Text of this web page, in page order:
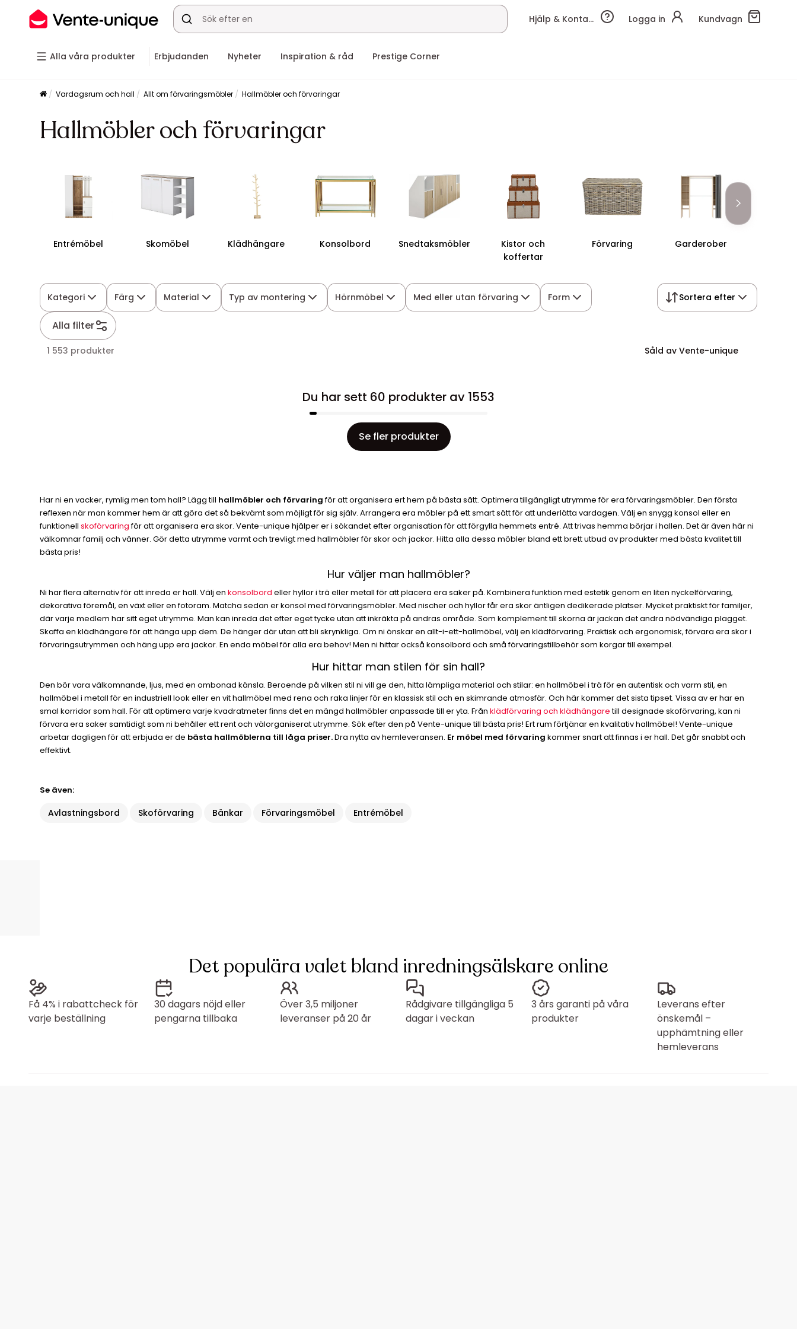
Hjälp & Kontakt Logga in Kundvagn
Alla våra produkter Erbjudanden Nyheter Inspiration & råd Prestige Corner
Vardagsrum och hall Allt om förvaringsmöbler Hallmöbler och förvaringar
Hallmöbler och förvaringar
Entrémöbel Skomöbel Klädhängare Konsolbord Snedtaksmöbler
Kistor och
koffertar
Förvaring Garderober
Kategori Färg Material Typ av montering Hörnmöbel Med eller utan förvaring Form
Alla filter
Sortera efter
1 553 produkter Såld av Vente-unique
Du har sett 60 produkter av 1553
Se fler produkter
Har ni en vacker, rymlig men tom hall? Lägg till hallmöbler och förvaringför att organisera ert hem på bästa sätt. Optimera tillgängligt utrymme för era förvaringsmöbler. Den första
reflexen när man kommer hem är att göra det så bekvämt som möjligt för sig själv. Arrangera era möbler på ett smart sätt för att underlätta vardagen. Välj en snygg konsol eller en
funktionellskoförvaringför att organisera era skor. Vente-unique hjälper er i sökandet efter organisation för att förgylla hemmets entré. Att trivas hemma börjar i hallen. Det är även här ni
välkomnar familj och vänner. Gör detta utrymme varmt och trevligt med hallmöbler för skor och jackor. Hitta alla dessa möbler bland ett brett utbud av produkter med bästa kvalitet till
bästa pris!
Hur väljer man hallmöbler?
Ni har flera alternativ för att inreda er hall. Välj enkonsolbord eller hyllor i trä eller metall för att placera era saker på. Kombinera funktion med estetik genom en liten nyckelförvaring,
dekorativa föremål, en växt eller en fotoram. Matcha sedan er konsol med förvaringsmöbler. Med nischer och hyllor får era skor äntligen dedikerade platser. Mycket praktiskt för familjer,
där varje medlem har sitt eget utrymme. Man kan inreda det efter eget tycke utan att inkräkta på andras område. Som komplement till skorna är jackan det andra nödvändiga plagget.
Skaffa en klädhängare för att hänga upp dem. De hänger där utan att bli skrynkliga. Om ni önskar en allt-i-ett-hallmöbel, välj en klädförvaring. Praktisk och ergonomisk, förvara era skor i
förvaringsutrymmen och häng upp era jackor. En enda möbel för alla era behov! Men ni hittar också konsolbord och små förvaringstillbehör som korgar till exempel.
Hur hittar man stilen för sin hall?
Den bör vara välkomnande, ljus, med en ombonad känsla. Beroende på vilken stil ni vill ge den, hitta lämpliga material och stilar: en hallmöbel i trä för en autentisk och varm stil, en
hallmöbel i metall för en industriell look eller en vit hallmöbel med rena och raka linjer för en klassisk stil och en skimrande atmosfär. Och här kommer det sista tipset. Vissa av er har en
smal korridor som hall. För att optimera varje kvadratmeter finns det en mängd hallmöbler anpassade till er yta. Frånklädförvaring och klädhängaretill designade skoförvaring, kan ni
förvara era saker samtidigt som ni behåller ett rent och välorganiserat utrymme. Sök efter den på Vente-unique till bästa pris! Ert rum förtjänar en kvalitativ hallmöbel! Vente-unique
arbetar dagligen för att erbjuda er de bästa hallmöblerna till låga priser.Dra nytta av hemleveransen. Er möbel med förvaring kommer snart att finnas i er hall. Det går snabbt och
effektivt.
Se även:
Avlastningsbord Skoförvaring Bänkar Förvaringsmöbel Entrémöbel
Det populära valet bland inredningsälskare online
Få 4% i rabattcheck för
varje beställning
30 dagars nöjd eller
pengarna tillbaka
Över 3,5 miljoner
leveranser på 20 år
Rådgivare tillgängliga 5
dagar i veckan
3 års garanti på våra
produkter
Leverans efter
önskemål –
upphämtning eller
hemleverans